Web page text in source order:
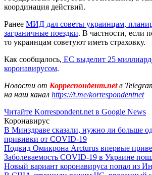
координация действий.
Ранее МИД дал советы украинцам,
заграничные поездки. В частности, если
то украинцам советуют иметь страховку.
Как сообщалось, ЕС выделит 25
коронавирусом.
Новости от Корреспондент.netв
на наш канал https://t.me/korrespondentnet
Читайте Korrespondent.net в Google News
Коронавирус
В Минздраве сказали, нужно ли больше
прививки от COVID-19
Подвид Омикрона Arcturus впервые
Заболеваемость COVID-19 в Украине
Новый вариант коронавируса попал из